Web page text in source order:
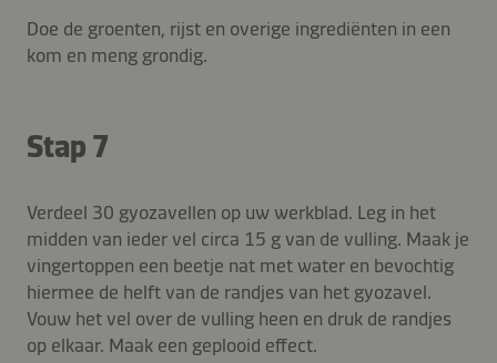
Doe de groenten, rijst en overige ingrediënten in een
kom en meng grondig.
Stap 7
Verdeel 30 gyozavellen op uw werkblad. Leg in het
midden van ieder vel circa 15 g van de vulling. Maak je
vingertoppen een beetje nat met water en bevochtig
hiermee de helft van de randjes van het gyozavel.
Vouw het vel over de vulling heen en druk de randjes
op elkaar. Maak een geplooid effect.